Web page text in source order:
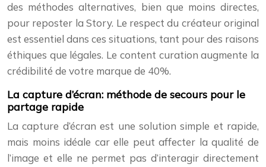
des méthodes alternatives, bien que moins directes,
pour reposter la Story. Le respect du créateur original
est essentiel dans ces situations, tant pour des raisons
éthiques que légales. Le content curation augmente la
crédibilité de votre marque de 40%.
La capture d’écran: méthode de secours pour le
partage rapide
La capture d’écran est une solution simple et rapide,
mais moins idéale car elle peut affecter la qualité de
l’image et elle ne permet pas d’interagir directement